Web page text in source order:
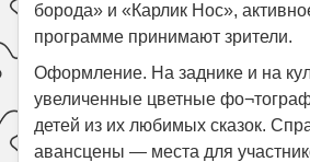
борода» и «Карлик Нос»,
программе принимают зрители.
Оформление. На заднике и на
увеличенные цветные
детей из их любимых сказок.
авансцены — места для